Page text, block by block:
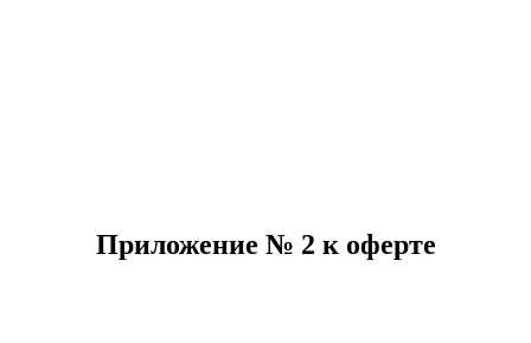
Приложение № 2 к оферте